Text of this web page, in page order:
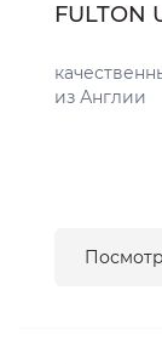
FULTON
из Англии